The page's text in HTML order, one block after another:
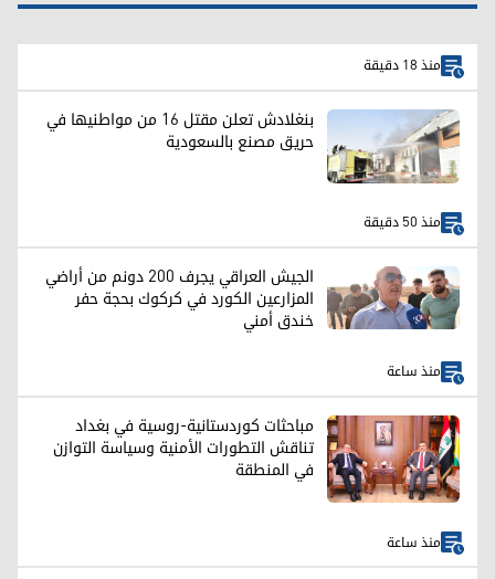
منذ 18 دقيقة
بنغلادش تعلن مقتل 16 من مواطنيها في
حريق مصنع بالسعودية
منذ 50 دقيقة
الجيش العراقي يجرف 200 دونم من أراضي
المزارعين الكورد في كركوك بحجة حفر
خندق أمني
منذ ساعة
مباحثات كوردستانية-روسية في بغداد
تناقش التطورات الأمنية وسياسة التوازن
في المنطقة
منذ ساعة